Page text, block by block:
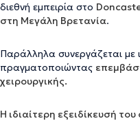
διεθνή εμπειρία στο
στη Μεγάλη Βρετανία.
Παράλληλα συνεργάζεται με ιδιωτικές κλινικές της Αθήνας,
πραγματοποιώντας
χειρουργικής.
Η ιδιαίτερη εξειδίκευσή